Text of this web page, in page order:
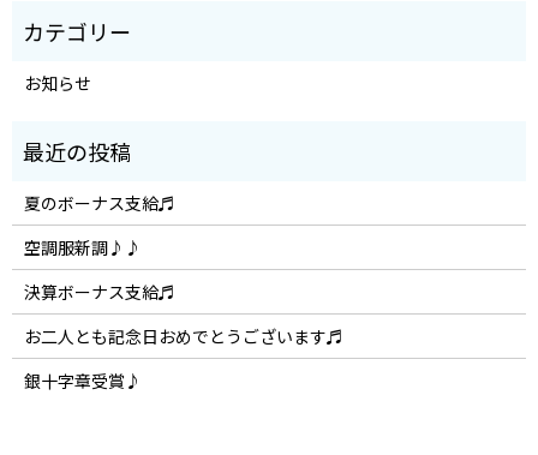
お知らせ
夏のボーナス支給♬
空調服新調♪♪
決算ボーナス支給♬
お二人とも記念日おめでとうございます♬
銀十字章受賞♪